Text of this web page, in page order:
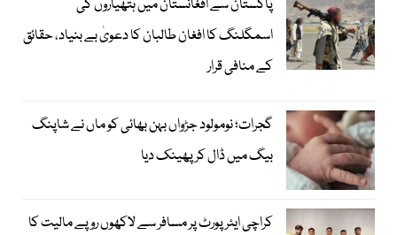
پاکستان سے افغانستان میں ہتھیاروں کی
اسمگلنگ کا افغان طالبان کا دعویٰ بے بنیاد، حقائق
کے منافی قرار
گجرات؛ نومولود جڑواں بہن بھائی کو ماں نے شاپنگ
بیگ میں ڈال کر پھینک دیا
کراچی ایئرپورٹ پر مسافر سے لاکھوں روپے مالیت کا